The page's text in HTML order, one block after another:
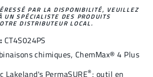
PAR LA DISPONIBILITÉ, VEUILLEZ
UN SPÉCIALISTE DES PRODUITS
DISTRIBUTEUR LOCAL.
CT4S024PS
chimiques, ChemMax® 4 Plus
Lakeland's PermaSURE®; outil en